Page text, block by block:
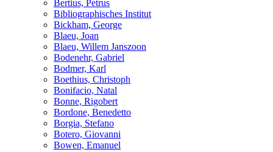
Bertius, Petrus
Bibliographisches Institut
Bickham, George
Blaeu, Joan
Blaeu, Willem Janszoon
Bodenehr, Gabriel
Bodmer, Karl
Boethius, Christoph
Bonifacio, Natal
Bonne, Rigobert
Bordone, Benedetto
Borgia, Stefano
Botero, Giovanni
Bowen, Emanuel